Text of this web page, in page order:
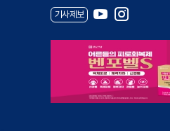
기사제보